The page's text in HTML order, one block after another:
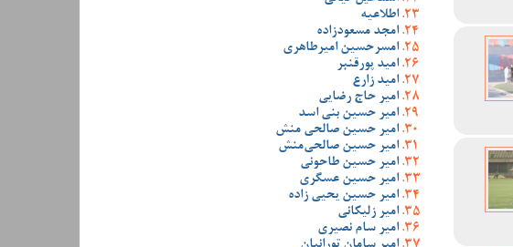
اطلاعیه
امجد مسعودزاده
امسرحسین امیرطاهری
امید پورقنبر
امید زارع
امیر حاج رضایی
امیر حسین بنی اسد
امیر حسین صالحی منش
امیر حسین صالحی‌منش
امیر حسین طاحونی
امیر حسین عسگری
امیر حسین یحیی زاده
امیر زلیکانی
امیر سام نصیری